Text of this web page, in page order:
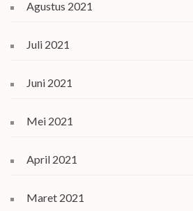
Agustus 2021
Juli 2021
Juni 2021
Mei 2021
April 2021
Maret 2021